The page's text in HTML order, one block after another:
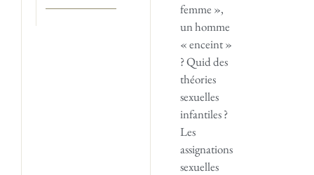
femme »,
un homme
« enceint »
? Quid des
théories
sexuelles
infantiles ?
Les
assignations
sexuelles